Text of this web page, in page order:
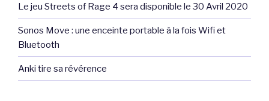
Le jeu Streets of Rage 4 sera disponible le 30 Avril 2020
Sonos Move : une enceinte portable à la fois Wifi et
Bluetooth
Anki tire sa révérence